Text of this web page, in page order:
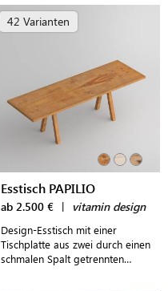
42 Varianten
Esstisch PAPILIO
ab 2.500 € | vitamin design
Design-Esstisch mit einer
Tischplatte aus zwei durch einen
schmalen Spalt getrennten